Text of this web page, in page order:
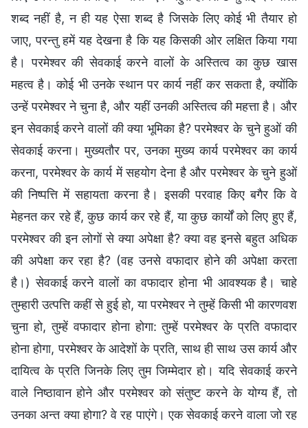
शब्द नहीं है, न ही यह ऐसा शब्द है जिसके लिए कोई भी तैयार हो
जाए, परन्तु हमें यह देखना है कि यह किसकी ओर लक्षित किया गया
है। परमेश्वर की सेवकाई करने वालों के अस्तित्व का कुछ खास
महत्व है। कोई भी उनके स्थान पर कार्य नहीं कर सकता है, क्योंकि
उन्हें परमेश्वर ने चुना है, और यहीं उनकी अस्तित्व की महत्ता है। और
इन सेवकाई करने वालों की क्या भूमिका है? परमेश्वर के चुने हुओं की
सेवकाई करना। मुख्यतौर पर, उनका मुख्य कार्य परमेश्वर का कार्य
करना, परमेश्वर के कार्य में सहयोग देना है और परमेश्वर के चुने हुओं
की निष्पत्ति में सहायता करना है। इसकी परवाह किए बगैर कि वे
मेहनत कर रहे हैं, कुछ कार्य कर रहे हैं, या कुछ कार्यों को लिए हुए हैं,
परमेश्वर की इन लोगों से क्या अपेक्षा है? क्या वह इनसे बहुत अधिक
की अपेक्षा कर रहा है? (वह उनसे वफादार होने की अपेक्षा करता
है।) सेवकाई करने वालों का वफादार होना भी आवश्यक है। चाहे
तुम्हारी उत्पत्ति कहीं से हुई हो, या परमेश्वर ने तुम्हें किसी भी कारणवश
चुना हो, तुम्हें वफादार होना होगा: तुम्हें परमेश्वर के प्रति वफादार
होना होगा, परमेश्वर के आदेशों के प्रति, साथ ही साथ उस कार्य और
दायित्व के प्रति जिनके लिए तुम जिम्मेदार हो। यदि सेवकाई करने
वाले निष्ठावान होने और परमेश्वर को संतुष्ट करने के योग्य हैं, तो
उनका अन्त क्या होगा? वे रह पाएंगे। एक सेवकाई करने वाला जो रह